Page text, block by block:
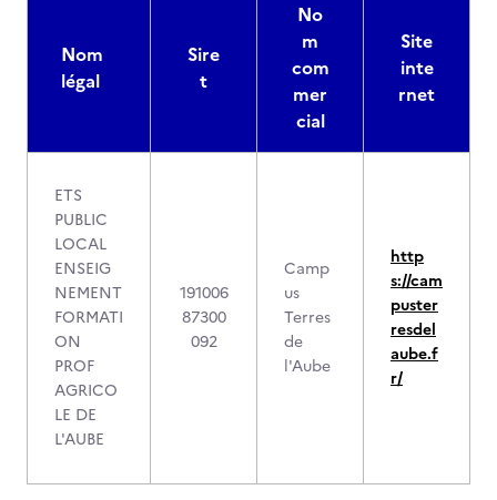
Nom
légal
Sire
t
No
m
com
mer
cial
Site
inte
rnet
ETS
PUBLIC
LOCAL
ENSEIG
NEMENT
FORMATI
ON
PROF
AGRICO
LE DE
L'AUBE
191006
87300
092
Camp
us
Terres
de
l'Aube
http
s://cam
puster
resdel
aube.f
r/